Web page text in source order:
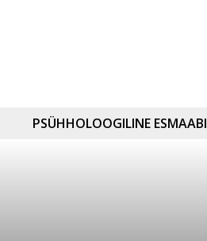
PSÜHHOLOOGILINE ESMAABI